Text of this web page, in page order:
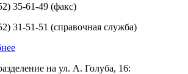
35-61-49 (факс)
31-51-51 (справочная служба)
на ул. А. Голуба, 16: